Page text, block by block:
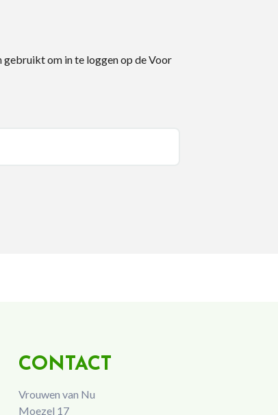
om in te loggen op de Voor
CONTACT
Vrouwen van Nu
Moezel 17